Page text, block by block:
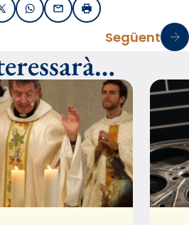
X / TwitterWhatsApp
EmailImprimir
Següent